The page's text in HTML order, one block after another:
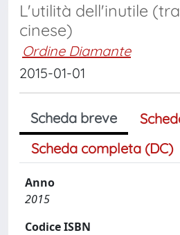
L'utilità dell'inutile
cinese)
Ordine Diamante
2015-01-01
Scheda breve
Scheda completa (DC)
Anno
2015
Codice ISBN